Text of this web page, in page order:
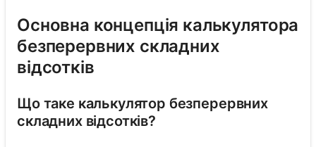
Основна концепція калькулятора
безперервних складних
відсотків
Що таке калькулятор безперервних
складних відсотків?